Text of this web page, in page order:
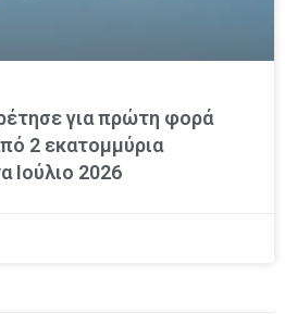
για πρώτη φορά
2 εκατομμύρια
Ιούλιο 2026